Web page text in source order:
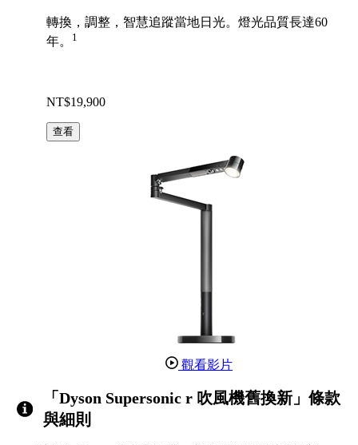
轉換，調整，智慧追蹤當地日光。燈光品質長達60
年。
1
NT$19,900
查看
觀看影片
「Dyson Supersonic r 吹風機舊換新」條款
與細則